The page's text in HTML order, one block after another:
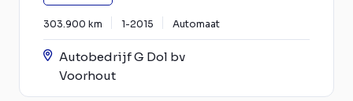
303.900 km 1-2015 Automaat
Autobedrijf G Dol bv
Voorhout